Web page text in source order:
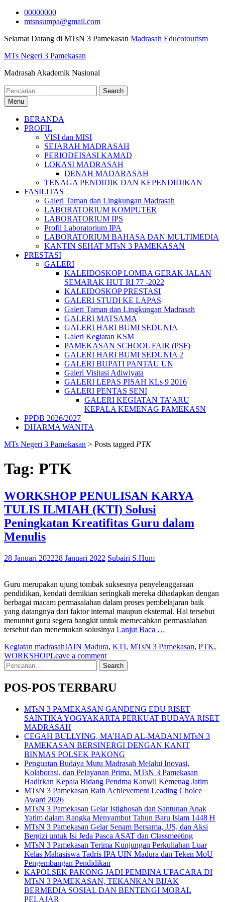
Skip
00000000
mtsnsumpa@gmail.com
Selamat Datang di MTsN 3 Pamekasan Madrasah Educotourism
MTs Negeri 3 Pamekasan
Madrasah Akademik Nasional
Search
for:Menu
BERANDA
PROFIL
VISI dan MISI
SEJARAH MADRASAH
PERIODEISASI KAMAD
LOKASI MADRASAH
DENAH MADARASAH
TENAGA PENDIDIK DAN KEPENDIDIKAN
FASILITAS
Galeri Taman dan Lingkungan Madrasah
LABORATORIUM KOMPUTER
LABORATORIUM IPS
Profil Laboratorium IPA
LABORATORIUM BAHASA DAN MULTIMEDIA
KANTIN SEHAT MTsN 3 PAMEKASAN
PRESTASI
GALERI
KALEIDOSKOP LOMBA GERAK JALAN
SEMARAK HUT RI 77 -2022
KALEIDOSKOP PRESTASI
GALERI STUDI KE LAPAS
Galeri Taman dan Lingkungan Madrasah
GALERI MATSAMA
GALERI HARI BUMI SEDUNIA
Galeri Kegiatan KSM
PAMEKASAN SCHOOL FAIR (PSF)
GALERI HARI BUMI SEDUNIA 2
GALERI BUPATI PANTAU UN
Galeri Visitasi Adiwiyata
GALERI LEPAS PISAH KLs 9 2016
GALERI PENTAS SENI
GALERI KEGIATAN TA’ARU
KEPALA KEMENAG PAMEKASN
PPDB 2026/2027
DHARMA WANITA
MTs Negeri 3 Pamekasan > Posts tagged PTK
Tag: PTK
WORKSHOP PENULISAN KARYA
TULIS ILMIAH (KTI) Solusi
Peningkatan Kreatifitas Guru dalam
Menulis
28 Januari 202228 Januari 2022 Subairi S.Hum
Guru merupakan ujung tombak suksesnya penyelenggaraan
pendidikan, kendati demikian seringkali mereka dihadapkan dengan
berbagai macam permasalahan dalam proses pembelajaran baik
yang datangnya dari faktor internal maupun eksternal. Hal tersebut
menuntut guru segera bangkit untuk memecahkan permasalahan
tersebut dan menemukan solusinya Lanjut Baca …
Kegiatan madrasahIAIN Madura, KTI, MTsN 3 Pamekasan, PTK,
WORKSHOPLeave a comment
Search
for:
POS-POS TERBARU
MTsN 3 PAMEKASAN GANDENG EDU RISET
SAINTIKA YOGYAKARTA PERKUAT BUDAYA RISET
MADRASAH
CEGAH BULLYING, MA’HAD AL-MADANI MTsN 3
PAMEKASAN BERSINERGI DENGAN KANIT
BINMAS POLSEK PAKONG
Penguatan Budaya Mutu Madrasah Melalui Inovasi,
Kolaborasi, dan Pelayanan Prima, MTsN 3 Pamekasan
Hadirkan Kepala Bidang Pendma Kanwil Kemenag Jatim
MTsN 3 Pamekasan Raih Achievement Leading Choice
Award 2026
MTsN 3 Pamekasan Gelar Istighosah dan Santunan Anak
Yatim dalam Rangka Menyambut Tahun Baru Islam 1448 H
MTsN 3 Pamekasan Gelar Senam Bersama, JJS, dan Aksi
Bergizi untuk Isi Jeda Pasca ASAT dan Classmeeting
MTsN 3 Pamekasan Terima Kunjungan Perkuliahan Luar
Kelas Mahasiswa Tadris IPA UIN Madura dan Teken MoU
Pengembangan Pendidikan
KAPOLSEK PAKONG JADI PEMBINA UPACARA DI
MTsN 3 PAMEKASAN, TEKANKAN BIJAK
BERMEDIA SOSIAL DAN BENTENGI MORAL
PELAJAR